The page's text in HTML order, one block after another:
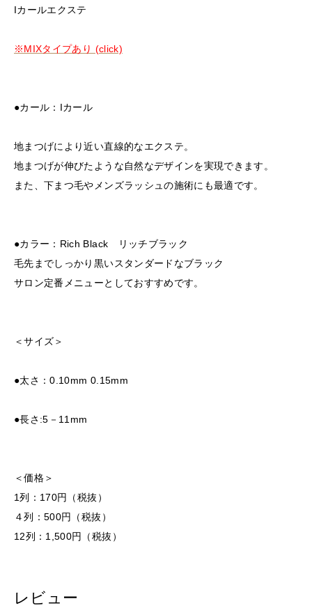
Iカールエクステ
※MIXタイプあり (click)
●カール：Iカール
地まつげにより近い直線的なエクステ。
地まつげが伸びたような自然なデザインを実現できます。
また、下まつ毛やメンズラッシュの施術にも最適です。
●カラー：Rich Black リッチブラック
毛先までしっかり黒いスタンダードなブラック
サロン定番メニューとしておすすめです。
＜サイズ＞
●太さ：0.10mm 0.15mm
●長さ:5－11mm
＜価格＞
1列：170円（税抜）
４列：500円（税抜）
12列：1,500円（税抜）
レビュー